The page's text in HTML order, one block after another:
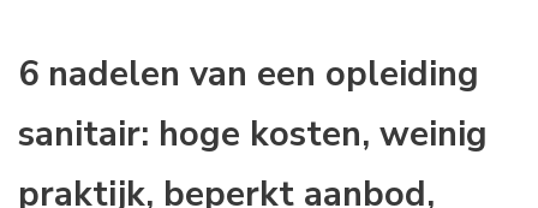
6 nadelen van een opleiding
sanitair: hoge kosten, weinig
praktijk, beperkt aanbod,